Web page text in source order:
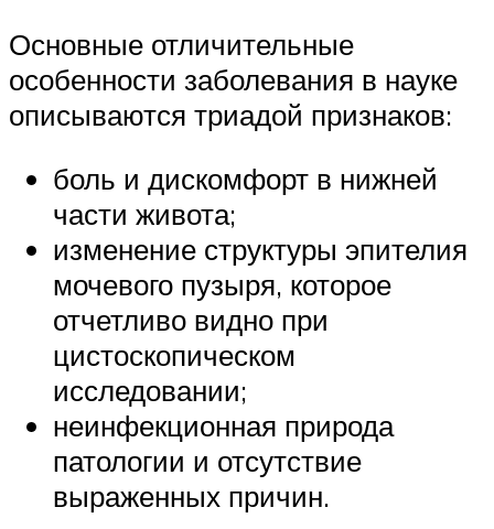
Основные отличительные
особенности заболевания в науке
описываются триадой признаков:
боль и дискомфорт в нижней
части живота;
изменение структуры эпителия
мочевого пузыря, которое
отчетливо видно при
цистоскопическом
исследовании;
неинфекционная природа
патологии и отсутствие
выраженных причин.